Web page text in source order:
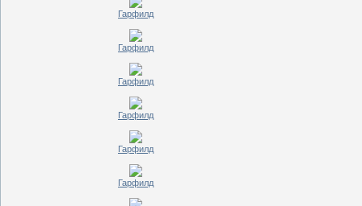
Гарфилд
Гарфилд
Гарфилд
Гарфилд
Гарфилд
Гарфилд